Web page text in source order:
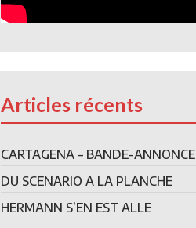
Articles récents
CARTAGENA – BANDE-ANNONCE
DU SCENARIO A LA PLANCHE
HERMANN S’EN EST ALLE